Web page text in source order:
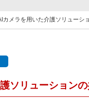
カメラを用いた介護ソリューシ
ソリューション